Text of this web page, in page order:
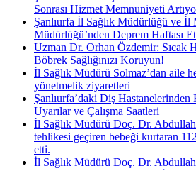
Sonrası Hizmet Memnuniyeti
Şanlıurfa İl Sağlık Müdürlüğü ve
Müdürlüğü’nden Deprem Haftası
Uzman Dr. Orhan Özdemir: Sıcak
Böbrek Sağlığınızı Koruyun!
İl Sağlık Müdürü Solmaz’dan aile
yönetmelik ziyaretleri
Şanlıurfa’daki Diş Hastanelerinden
Uyarılar ve Çalışma Saatleri ​
İl Sağlık Müdürü Doç. Dr.
tehlikesi geçiren bebeği kurtaran 112
etti.
İl Sağlık Müdürü Doç. Dr.